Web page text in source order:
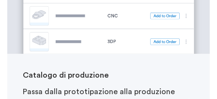
Catalogo di produzione
Passa dalla prototipazione alla produzione